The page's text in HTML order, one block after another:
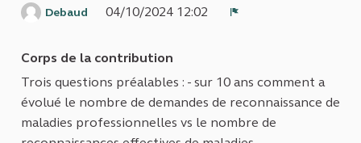
Debaud
04/10/2024 12:02
Corps de la contribution
Trois questions préalables : - sur 10 ans comment a
évolué le nombre de demandes de reconnaissance de
maladies professionnelles vs le nombre de